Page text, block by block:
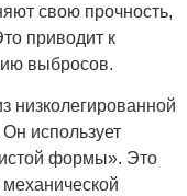
свою прочность,
приводит к
выбросов.
использует
формы». Это